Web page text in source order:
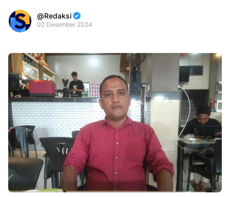
Redaksi
02 Desember 2024
By
Raushan
Design
With
Shroff
Templates